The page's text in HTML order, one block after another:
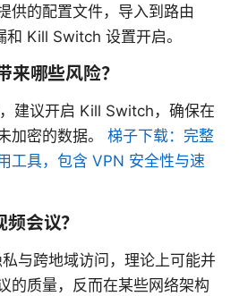
供的配置文件，导入到路由
Kill Switch 设置开启。
来哪些风险？
建议开启 Kill Switch，确保在
加密的数据。 梯子下载：完整
工具，包含 VPN 安全性与速
会议？
与跨地域访问，理论上可能并
的质量，反而在某些网络架构